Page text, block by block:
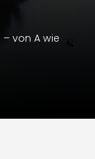
von A wie